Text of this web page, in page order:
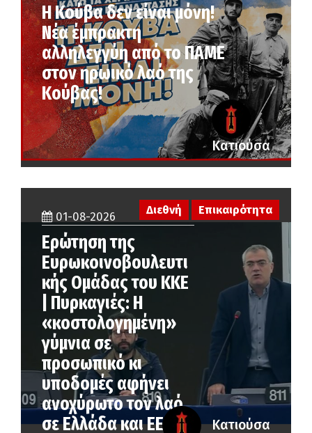
Η Κούβα δεν είναι μόνη!
Νέα έμπρακτη
αλληλεγγύη από το ΠΑΜΕ
στον ηρωικό λαό της
Κούβας!
Κατιούσα
01-08-2026
Ερώτηση της
Ευρωκοινοβουλευτι
κής Ομάδας του ΚΚΕ
| Πυρκαγιές: Η
«κοστολογημένη»
γύμνια σε
προσωπικό κι
υποδομές αφήνει
ανοχύρωτο τον λαό
σε Ελλάδα και ΕΕ
Διεθνή Επικαιρότητα
Κατιούσα